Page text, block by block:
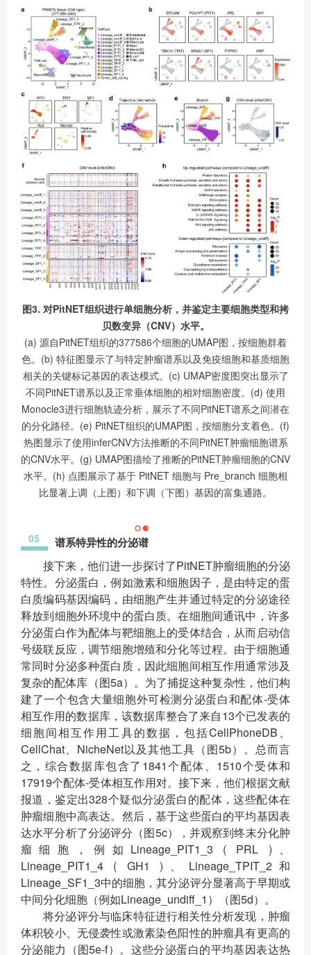
图3. 对PitNET组织进行单细胞分析，并鉴定主要细胞类型和拷
贝数变异（CNV）水平。
(a) 源自PitNET组织的377586个细胞的UMAP图，按细胞群着
色。(b) 特征图显示了与特定肿瘤谱系以及免疫细胞和基质细胞
相关的关键标记基因的表达模式。(c) UMAP密度图突出显示了
不同PitNET谱系以及正常垂体细胞的相对细胞密度。(d) 使用
Monocle3进行细胞轨迹分析，展示了不同PitNET谱系之间潜在
的分化路径。(e) PitNET组织的UMAP图，按细胞分支着色。(f)
热图显示了使用inferCNV方法推断的不同PitNET肿瘤细胞谱系
的CNV水平。(g) UMAP图描绘了推断的PitNET肿瘤细胞的CNV
水平。(h) 点图展示了基于 PitNET 细胞与 Pre_branch 细胞相
比显著上调（上图）和下调（下图）基因的富集通路。
05 谱系特异性的分泌谱
接下来，他们进一步探讨了PitNET肿瘤细胞的分泌
特性。分泌蛋白，例如激素和细胞因子，是由特定的蛋
白质编码基因编码，由细胞产生并通过特定的分泌途径
释放到细胞外环境中的蛋白质。在细胞间通讯中，许多
分泌蛋白作为配体与靶细胞上的受体结合，从而启动信
号级联反应，调节细胞增殖和分化等过程。由于细胞通
常同时分泌多种蛋白质，因此细胞间相互作用通常涉及
复杂的配体库（图5a）。为了捕捉这种复杂性，他们构
建了一个包含大量细胞外可检测分泌蛋白和配体-受体
相互作用的数据库，该数据库整合了来自13个已发表的
细胞间相互作用工具的数据，包括CellPhoneDB、
CellChat、NicheNet以及其他工具（图5b）。总而言
之，综合数据库包含了1841个配体、1510个受体和
17919个配体-受体相互作用对。接下来，他们根据文献
报道，鉴定出328个疑似分泌蛋白的配体，这些配体在
肿瘤细胞中高表达。然后，基于这些蛋白的平均基因表
达水平分析了分泌评分（图5c），并观察到终末分化肿
瘤细胞，例如Lineage_PIT1_3 ( PRL )、
Lineage_PIT1_4 ( GH1 )、Lineage_TPIT_2和
Lineage_SF1_3中的细胞，其分泌评分显著高于早期或
中间分化细胞（例如Lineage_undiff_1）（图5d）。
将分泌评分与临床特征进行相关性分析发现，肿瘤
体积较小、无侵袭性或激素染色阳性的肿瘤具有更高的
分泌能力（图5e-f）。这些分泌蛋白的平均基因表达热